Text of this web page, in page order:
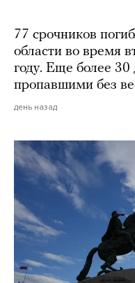
77 срочников
области во время
году. Еще более 30
пропавшими без
день назад